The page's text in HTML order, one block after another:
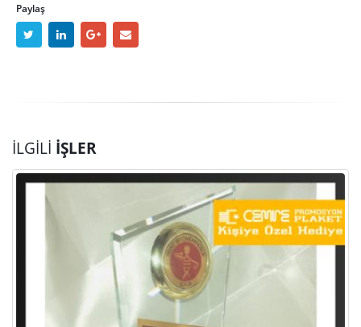
Paylaş
İLGILI İŞLER